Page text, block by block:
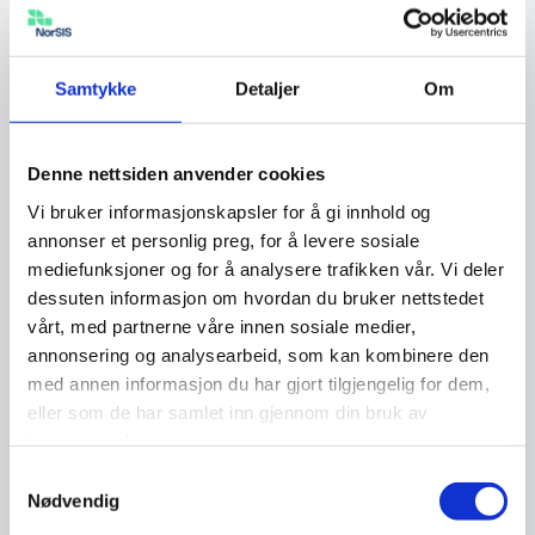
Samtykke Detaljer Om
Denne nettsiden anvender cookies
Vi bruker informasjonskapsler for å gi innhold og
annonser et personlig preg, for å levere sosiale
mediefunksjoner og for å analysere trafikken vår. Vi deler
dessuten informasjon om hvordan du bruker nettstedet
vårt, med partnerne våre innen sosiale medier,
annonsering og analysearbeid, som kan kombinere den
med annen informasjon du har gjort tilgjengelig for dem,
eller som de har samlet inn gjennom din bruk av
Nødvendig
kontoen til en nær venn eller annen familie.
Husk å endre e-postadressen de kan kontakte
deg på, i skjemaet.
sin Facebook-konto, kan du ta kontakt med
Facebooks datatilsynsansvarlige ved å bruke
dettekontaktskjemaet. Velg “Facebook
produkt og “Hvordan får jeg hjelp med et
personvernproblem ” som alternativ. Skjemaet
anbefales å fylles ut på engelsk, men det er
ikke et krav. Vi anbefaler å fylle ut skjemaet
PC/Mac og ikke mobil.
Utestengt konto